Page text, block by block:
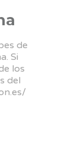
de
Si
los
del